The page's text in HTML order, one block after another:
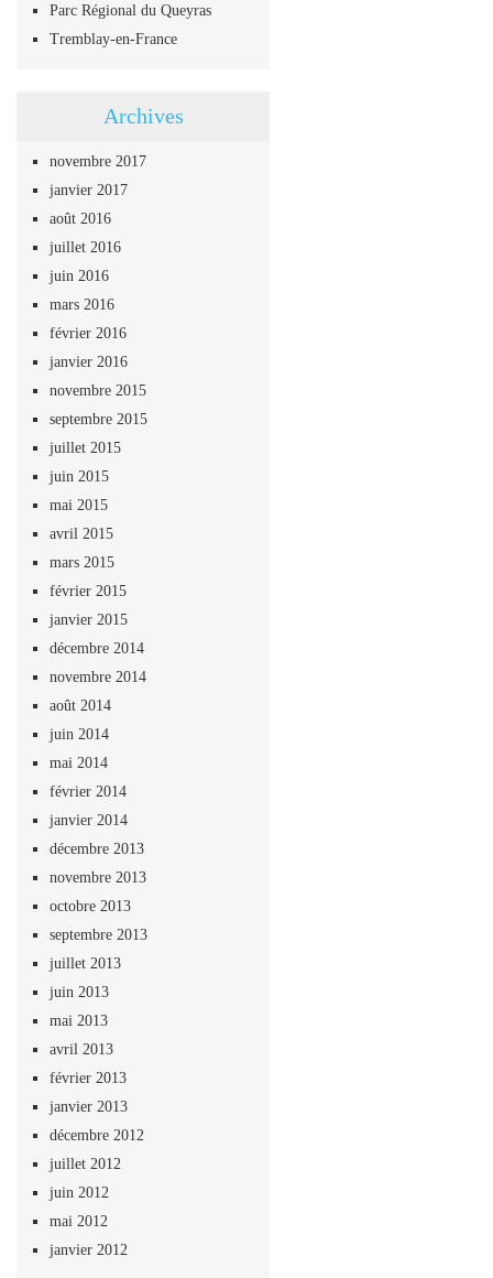
Parc Régional du Queyras
Tremblay-en-France
Archives
novembre 2017
janvier 2017
août 2016
juillet 2016
juin 2016
mars 2016
février 2016
janvier 2016
novembre 2015
septembre 2015
juillet 2015
juin 2015
mai 2015
avril 2015
mars 2015
février 2015
janvier 2015
décembre 2014
novembre 2014
août 2014
juin 2014
mai 2014
février 2014
janvier 2014
décembre 2013
novembre 2013
octobre 2013
septembre 2013
juillet 2013
juin 2013
mai 2013
avril 2013
février 2013
janvier 2013
décembre 2012
juillet 2012
juin 2012
mai 2012
janvier 2012